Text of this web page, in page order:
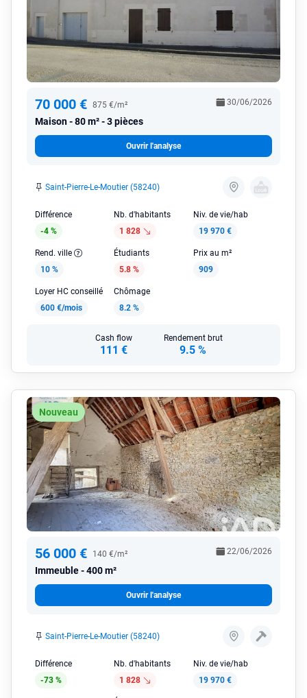
70 000 € 875 €/m²
Maison 80 m² - 3 pièces
30/06/2026
Ouvrir l'analyse
Saint-Pierre-Le-Moutier (58240)
Différence
-4 %
Nb. d'habitants
1 828
Niv. de vie/hab
19 970 €
Rend. ville
10 %
Étudiants
5.8 %
Prix au m²
909
Loyer HC conseillé
600 €/mois
Chômage
8.2 %
Cash flow
111 €
Rendement brut
9.5 %
Nouveau
56 000 € 140 €/m²
Immeuble 400 m²
22/06/2026
Ouvrir l'analyse
Saint-Pierre-Le-Moutier (58240)
Différence
-73 %
Nb. d'habitants
1 828
Niv. de vie/hab
19 970 €